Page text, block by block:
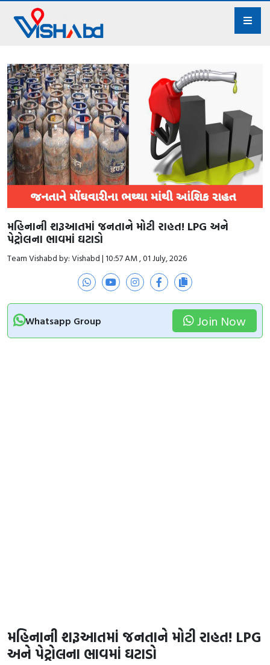
મહિનાની શરૂઆતમાં જનતાને મોટી રાહત! LPG અને
પેટ્રોલના ભાવમાં ઘટાડો
Team Vishabd by: Vishabd | 10:57 AM , 01 July, 2026
Whatsapp Group Join Now
મહિનાની શરૂઆતમાં જનતાને મોટી રાહત! LPG
અને પેટ્રોલના ભાવમાં ઘટાડો